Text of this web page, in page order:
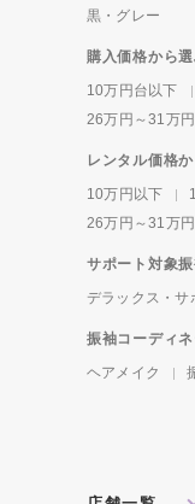
黒・グレー
購入価格から
10万円台以下
26万円～31万
レンタル価格
10万円以下
26万円～31万
サポート対象
デラックス・サ
振袖コーディネ
ヘアメイク